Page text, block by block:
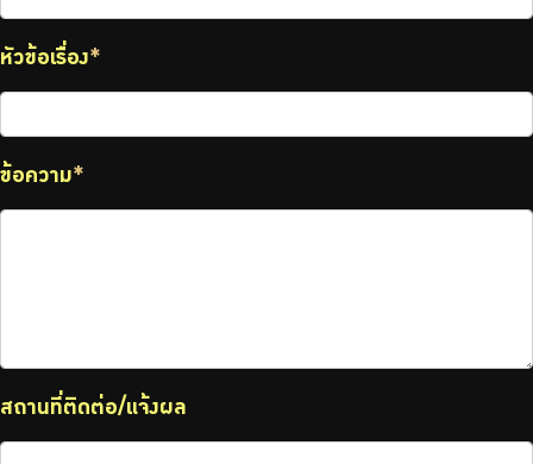
หัวข้อเรื่อง*
ข้อความ*
สถานที่ติดต่อ/แจ้งผล